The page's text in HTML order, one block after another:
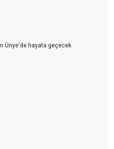
Ünye'de hayata geçecek